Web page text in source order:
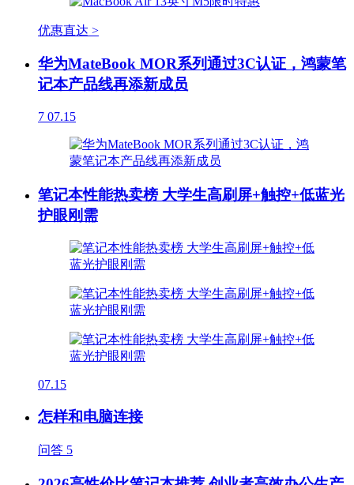
优惠直达 >
华为MateBook MOR系列通过3C认证，鸿蒙笔
记本产品线再添新成员
7 07.15
笔记本性能热卖榜 大学生高刷屏+触控+低蓝光
护眼刚需
07.15
怎样和电脑连接
问答 5